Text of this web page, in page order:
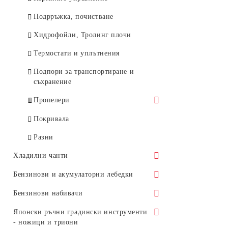
Компаси и хорни
Светлини, Осветителни тела
Чохли - Покривала
Тенти - Сенници
Седалки за надуваеми лодки
Подрръжка, почистване
Хидрофойли, Тролинг плочи
Термостати и уплътнения
Подпори за транспортиране и
съхранение
Пропелери
Пропелери Honda
Пропелери Solas
Покривала
Разни
Хладилни чанти
Shinwa - Japan
Igloo - USA
Резервни части и аксесоари
Бензинови и акумулаторни лебедки
Бензинови и акумулаторни
Аксесоари
Бензинови набивачи
Бензинови набивачи
Японски ръчни градински инструменти
- ножици и триони